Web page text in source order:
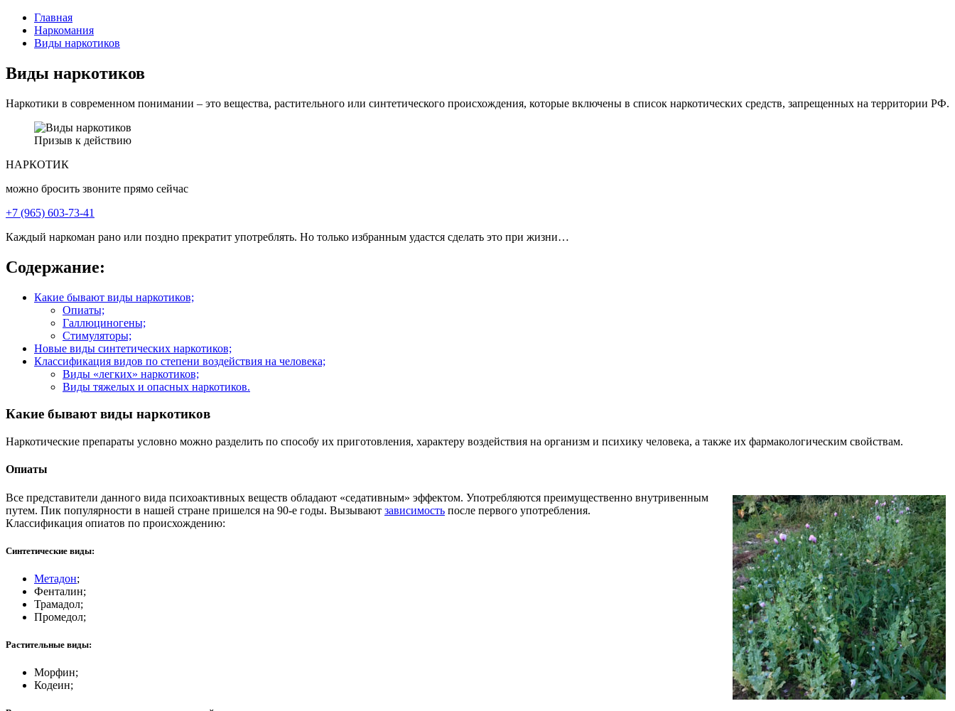
Главная
Наркомания
Виды наркотиков
Виды наркотиков
Наркотики в современном понимании – это вещества, растительного или синтетического происхождения, которые включены в список наркотических средств, запрещенных на территории РФ.
Призыв к действию
НАРКОТИК
можно бросить звоните прямо сейчас
+7 (965) 603-73-41
Каждый наркоман рано или поздно прекратит употреблять. Но только избранным удастся сделать это при жизни…
Содержание:
Какие бывают виды наркотиков;
Опиаты;
Галлюциногены;
Стимуляторы;
Новые виды синтетических наркотиков;
Классификация видов по степени воздействия на человека;
Виды «легких» наркотиков;
Виды тяжелых и опасных наркотиков.
Какие бывают виды наркотиков
Наркотические препараты условно можно разделить по способу их приготовления, характеру воздействия на организм и психику человека, а также их фармакологическим свойствам.
Опиаты
Все представители данного вида психоактивных веществ обладают «седативным» эффектом. Употребляются преимущественно внутривенным
путем. Пик популярности в нашей стране пришелся на 90-е годы. Вызывают зависимость после первого употребления.
Классификация опиатов по происхождению:
Синтетические виды:
Метадон;
Фенталин;
Трамадол;
Промедол;
Растительные виды:
Морфин;
Кодеин;